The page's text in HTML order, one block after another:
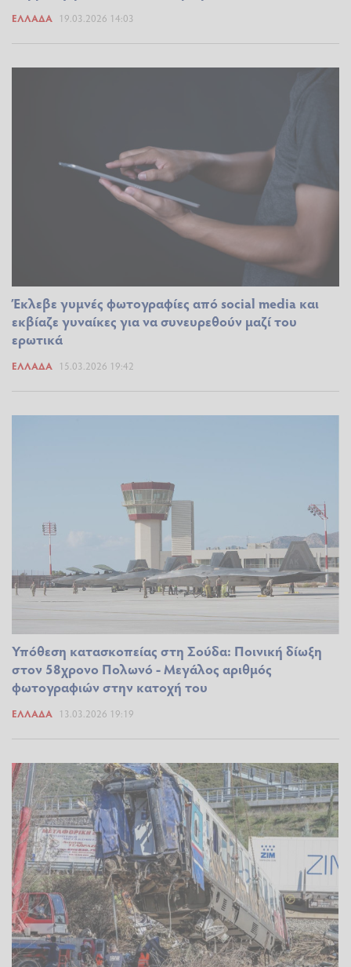
ΕΛΛΆΔΑ 19.03.2026 14:03
Έκλεβε γυμνές φωτογραφίες από social media και
εκβίαζε γυναίκες για να συνευρεθούν μαζί του
ερωτικά
ΕΛΛΆΔΑ 15.03.2026 19:42
Υπόθεση κατασκοπείας στη Σούδα: Ποινική δίωξη
στον 58χρονο Πολωνό - Μεγάλος αριθμός
φωτογραφιών στην κατοχή του
ΕΛΛΆΔΑ 13.03.2026 19:19